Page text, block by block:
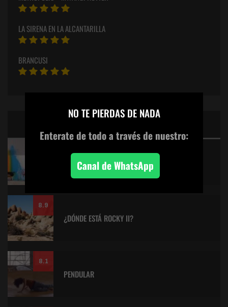
LA SIRENA EN LA ALCANTARILLA
BRANCUSI
KITANO > AQUILES Y LA TORTUGA
8.9
¿DÓNDE ESTÁ ROCKY II?
8.1
PENDULAR
NO TE PIERDAS DE NADA
Enterate de todoa través de nuestro:
Canal de WhatsApp